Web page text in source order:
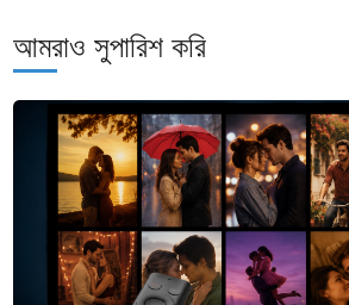
আমরাও সুপারিশ করি